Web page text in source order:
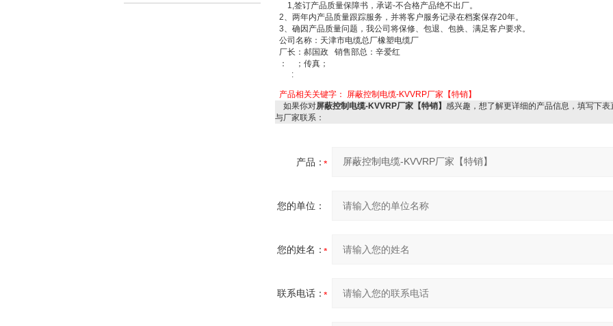
1,签订产品质量保障书，承诺-不合格产品绝不出厂。
2、两年内产品质量跟踪服务，并将客户服务记录在档案保存20年。
3、确因产品质量问题，我公司将保修、包退、包换、满足客户要求。
公司名称：天津市电缆总厂橡塑电缆厂
厂长：郝国政
销售部总：辛爱红
：
；传真；
:
产品相关关键字：
屏蔽控制电缆-KVVRP厂家【特销】
如果你对屏蔽控制电缆-KVVRP厂家【特销】 感兴趣，想了解更详细的产品信息，填写下表
与厂家联系：
产品：
您的单位：
您的姓名：
联系电话：